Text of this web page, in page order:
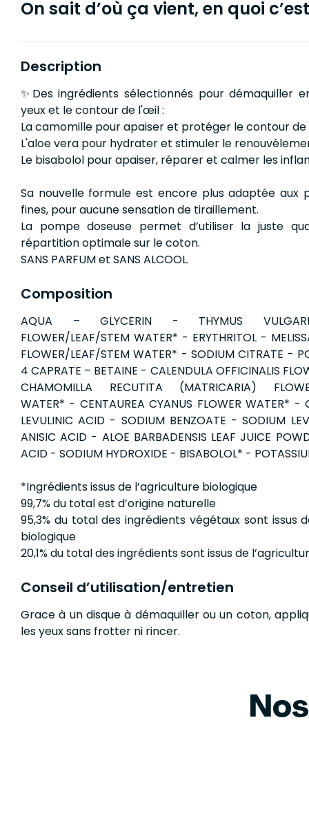
On sait d’où ça vient, en quoi
Description
✨Des ingrédients sélectionnés pour démaquiller
yeux et le contour de l'œil :
La camomille pour apaiser et protéger le contour
L'aloe vera pour hydrater et stimuler le
Le bisabolol pour apaiser, réparer et calmer les
Sa nouvelle formule est encore plus adaptée aux
fines, pour aucune sensation de tiraillement.
La pompe doseuse permet d’utiliser la juste
répartition optimale sur le coton.
SANS PARFUM et SANS ALCOOL.
Composition
AQUA – GLYCERIN - THYMUS
FLOWER/LEAF/STEM WATER* - ERYTHRITOL -
FLOWER/LEAF/STEM WATER* - SODIUM CITRATE -
4 CAPRATE – BETAINE - CALENDULA OFFICINALIS
CHAMOMILLA RECUTITA (MATRICARIA)
WATER* - CENTAUREA CYANUS FLOWER WATER* -
LEVULINIC ACID - SODIUM BENZOATE - SODIUM
ANISIC ACID - ALOE BARBADENSIS LEAF JUICE
ACID - SODIUM HYDROXIDE - BISABOLOL* -
*Ingrédients issus de l’agriculture biologique
99,7% du total est d’origine naturelle
95,3% du total des ingrédients végétaux sont issus
biologique
20,1% du total des ingrédients sont issus de
Conseil d’utilisation/entretien
Grace à un disque à démaquiller ou un coton,
les yeux sans frotter ni rincer.